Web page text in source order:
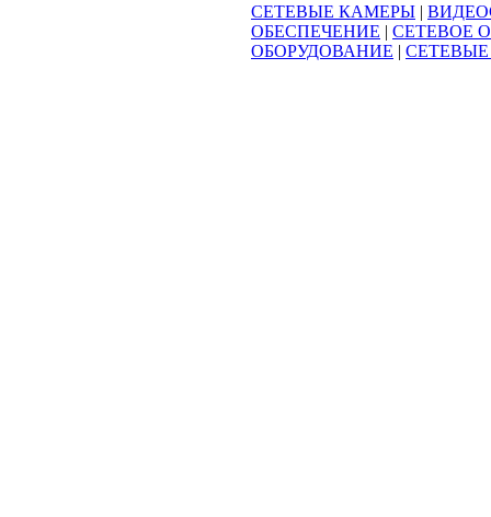
СЕТЕВЫЕ КАМЕРЫ |
ОБЕСПЕЧЕНИЕ | СЕТЕВОЕ
ОБОРУДОВАНИЕ |